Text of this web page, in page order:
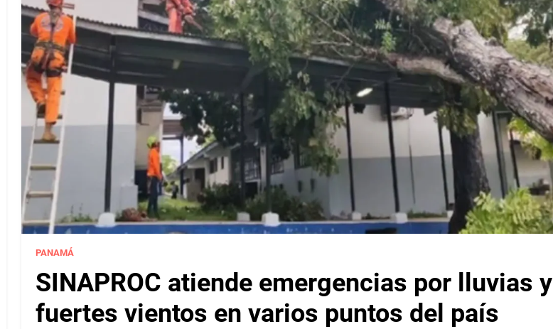
PANAMÁ
SINAPROC atiende emergencias por lluvias y
fuertes vientos en varios puntos del país